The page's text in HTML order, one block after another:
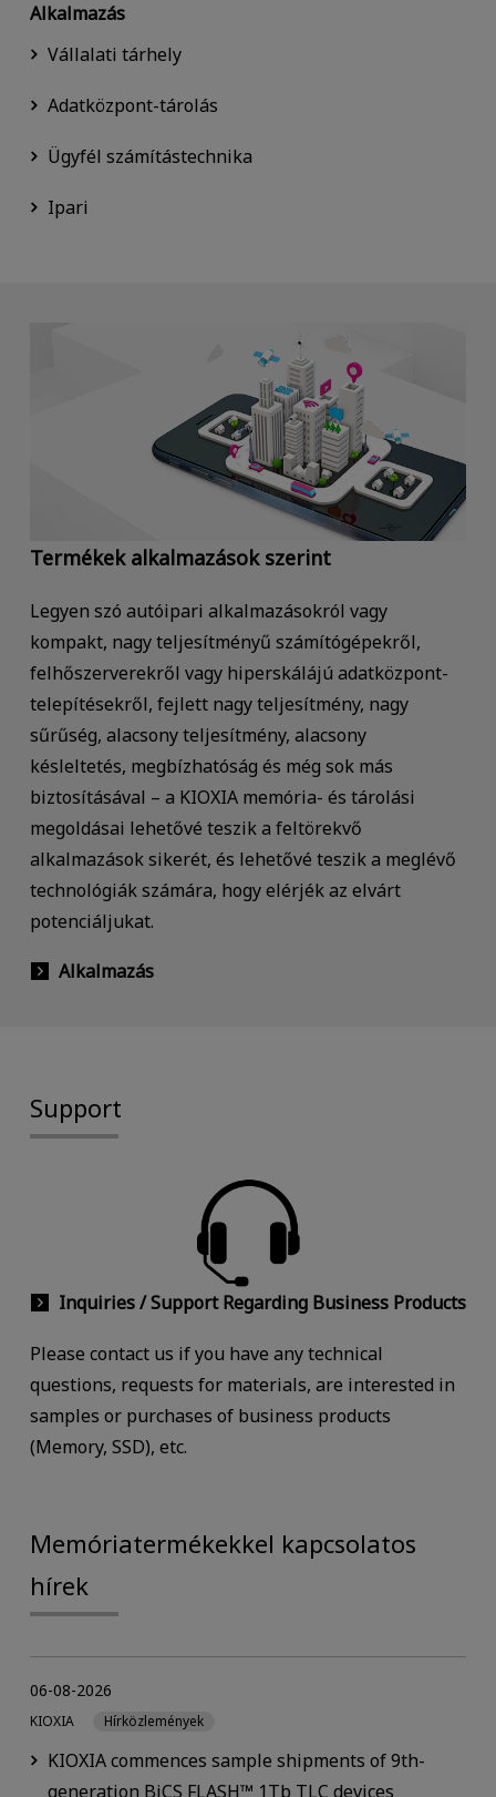
Alkalmazás
Vállalati tárhely
Adatközpont-tárolás
Ügyfél számítástechnika
Ipari
Termékek alkalmazások szerint
Legyen szó autóipari alkalmazásokról vagy
kompakt, nagy teljesítményű számítógépekről,
felhőszerverekről vagy hiperskálájú adatközpont-
telepítésekről, fejlett nagy teljesítmény, nagy
sűrűség, alacsony teljesítmény, alacsony
késleltetés, megbízhatóság és még sok más
biztosításával – a KIOXIA memória- és tárolási
megoldásai lehetővé teszik a feltörekvő
alkalmazások sikerét, és lehetővé teszik a meglévő
technológiák számára, hogy elérjék az elvárt
potenciáljukat.
Alkalmazás
Support
Inquiries / Support Regarding Business Products
Please contact us if you have any technical
questions, requests for materials, are interested in
samples or purchases of business products
(Memory, SSD), etc.
Memóriatermékekkel kapcsolatos
hírek
KIOXIA commences sample shipments of 9th-
generation BiCS FLASH™ 1Tb TLC devices
06-08-2026
KIOXIA Hírközlemények